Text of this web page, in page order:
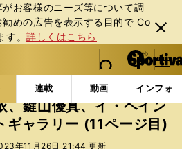
お客様のニーズ等について調
めの広告を表⽰する⽬的で Co
す。詳しくはこちら
閉じ
る
web Sportiva (webスポルティーバ)
検索
マイペ
ー
ジ
メニュ
連載 動画 インフォ
宇野昌磨、三原舞依、鍵山優真、
、鍵山優真、イ・ヘイン
ャラリー (11ページ目)
年11月26日 21:44 更新